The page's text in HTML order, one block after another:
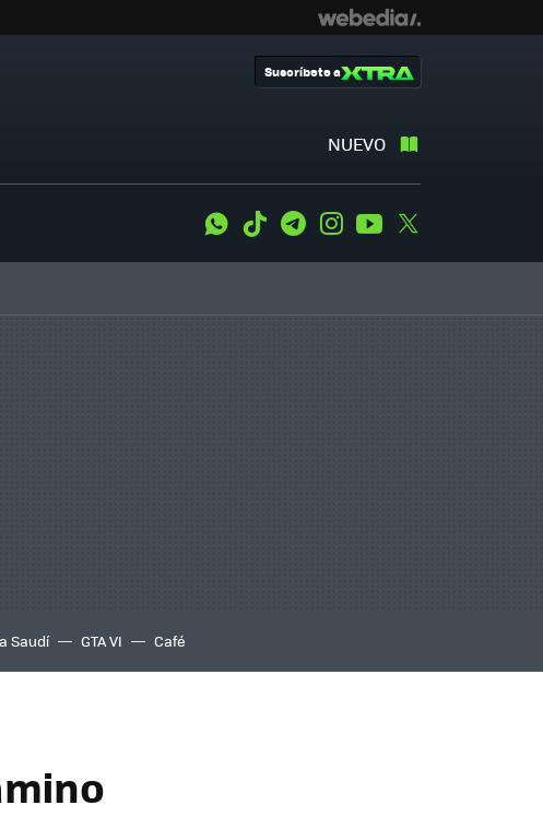
NUEVO
Suscríbete a
WhatsApp
Tiktok TelegramInstagramYoutube
Saudí GTA VI Café